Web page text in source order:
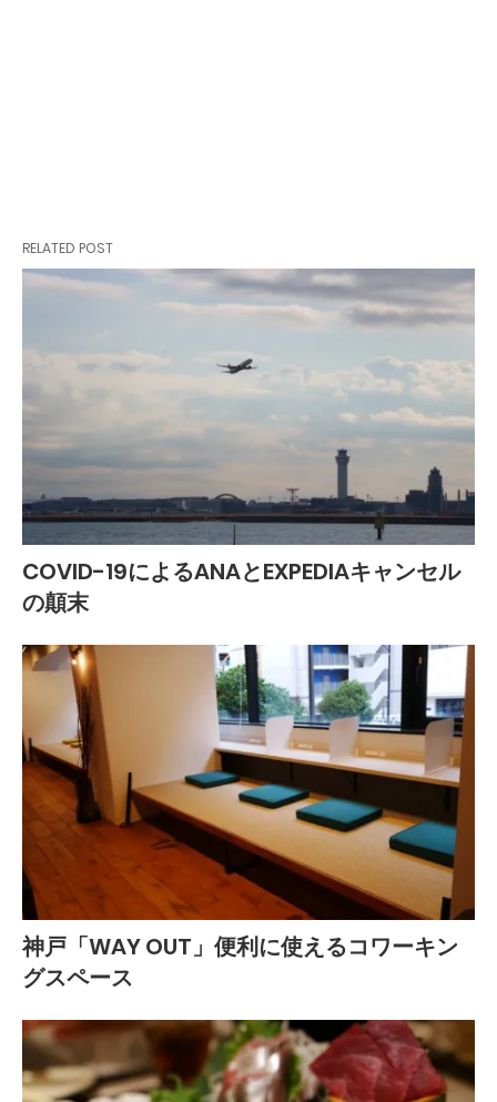
RELATED POST
COVID-19によるANAとEXPEDIAキャンセル
の顛末
神戸「WAY OUT」便利に使えるコワーキン
グスペース